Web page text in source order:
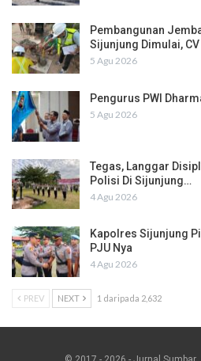
Pembangunan
Sijunjung Dimulai,
5 Agu 2026
Pengurus PWI
5 Agu 2026
Tegas, Langgar
Polisi Di Sijunjung…
4 Agu 2026
Kapolres Sijunjung
PJU Nya
4 Agu 2026
PREV NEXT 1 daripada 2,632